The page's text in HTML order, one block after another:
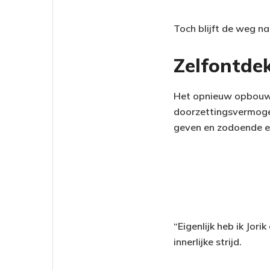
Toch blijft de weg
Het opnieuw
geven en zodoende
“Eigenlijk heb ik
innerlijke strijd.